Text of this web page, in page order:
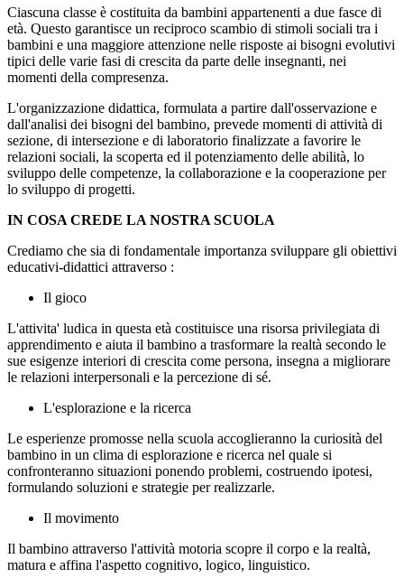
Ciascuna classe è costituita da bambini appartenenti a due fasce di
età. Questo garantisce un reciproco scambio di stimoli sociali tra i
bambini e una maggiore attenzione nelle risposte ai bisogni evolutivi
tipici delle varie fasi di crescita da parte delle insegnanti, nei
momenti della compresenza.
L'organizzazione didattica, formulata a partire dall'osservazione e
dall'analisi dei bisogni del bambino, prevede momenti di attività di
sezione, di intersezione e di laboratorio finalizzate a favorire le
relazioni sociali, la scoperta ed il potenziamento delle abilità, lo
sviluppo delle competenze, la collaborazione e la cooperazione per
lo sviluppo di progetti.
IN COSA CREDE LA NOSTRA SCUOLA
Crediamo che sia di fondamentale importanza sviluppare gli obiettivi
educativi-didattici attraverso :
Il gioco
L'attivita' ludica in questa età costituisce una risorsa privilegiata di
apprendimento e aiuta il bambino a trasformare la realtà secondo le
sue esigenze interiori di crescita come persona, insegna a migliorare
le relazioni interpersonali e la percezione di sé.
L'esplorazione e la ricerca
Le esperienze promosse nella scuola accoglieranno la curiosità del
bambino in un clima di esplorazione e ricerca nel quale si
confronteranno situazioni ponendo problemi, costruendo ipotesi,
formulando soluzioni e strategie per realizzarle.
Il movimento
Il bambino attraverso l'attività motoria scopre il corpo e la realtà,
matura e affina l'aspetto cognitivo, logico, linguistico.